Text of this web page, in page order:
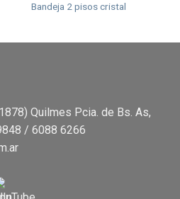
Bandeja 2 pisos cristal
Quilmes Pcia. de Bs. As,
/ 6088 6266